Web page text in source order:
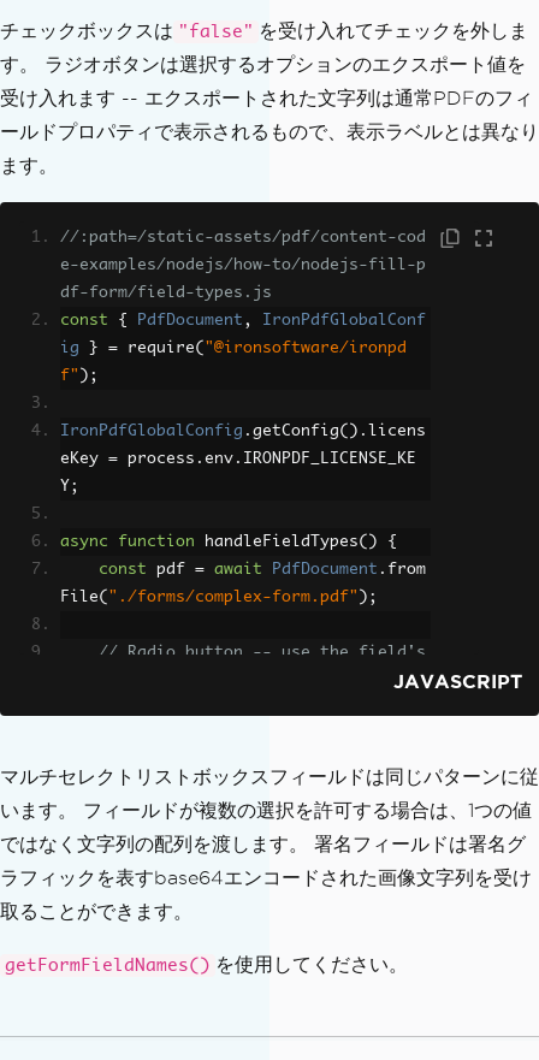
チェックボックスは "false" を受け入れてチェックを外しま
す。 ラジオボタンは選択するオプションのエクスポート値を
受け入れます -- エクスポートされた文字列は通常PDFのフィ
ールドプロパティで表示されるもので、表示ラベルとは異なり
ます。
//:path=/static-assets/pdf/content-cod
e-examples/nodejs/how-to/nodejs-fill-p
df-form/field-types.js
const
{ PdfDocument ,
IronPdfGlobalConf
ig
} = require( "@ironsoftware/ironpd
f" );
IronPdfGlobalConfig . getConfig(). licens
eKey = process . env . IRONPDF_LICENSE_KE
Y ;
async function handleFieldTypes()
{
const pdf = await PdfDocument . from
File( "./forms/complex-form.pdf" );
// Radio button -- use the field's
// チェックボックス
await pdf. setFormFieldValue(
"terms
Accepted", "true");
// Dropdown
rredContact"
"Email");
r as a string
JAVASCRIPT
マルチセレクトリストボックスフィールドは同じパターンに従
います。 フィールドが複数の選択を許可する場合は、1つの値
ではなく文字列の配列を渡します。 署名フィールドは署名グ
ラフィックを表すbase64エンコードされた画像文字列を受け
取ることができます。
getFormFieldNames() を使用してください。